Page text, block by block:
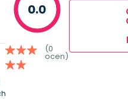
0.0
(0
ocen)